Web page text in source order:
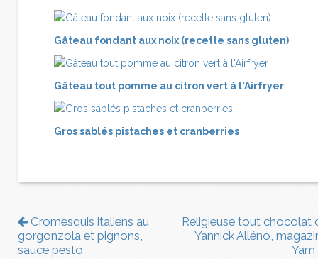
Gâteau fondant aux noix (recette sans gluten)
Gâteau tout pomme au citron vert à l'Airfryer
Gros sablés pistaches et cranberries
Cromesquis italiens au
gorgonzola et pignons,
sauce pesto
Religieuse tout chocolat
Yannick Alléno,
Yam